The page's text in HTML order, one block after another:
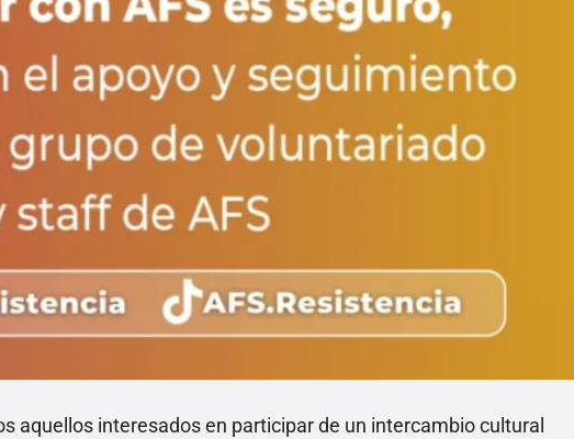
aquellos interesados en participar de un intercambio cultural